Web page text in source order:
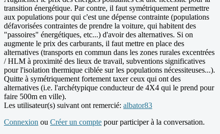
transition énergétique. Par contre, il faut symétriquement permettre
aux populations pour qui c'est une dépense contrainte (populations
défavorisées contraintes de prendre la voiture, qui habitent des
"passoires" énergétiques, etc...) d'avoir des alternatives. Si on
augmente le prix des carburants, il faut mettre en place des
alternatives (transports en commun dans les zones rurales excentrées
/ HLM à proximité des lieux de travail, subventions significatives
pour l'isolation thermique ciblée sur les populations nécessiteuses...).
Quitte à symétriquement fortement taxer ceux qui ont des
alternatives (i.e. l'archétypique conducteur de 4X4 qui le prend pour
faire 500m en ville).
Les utilisateur(s) suivant ont remercié: albator83
Connexion ou Créer un compte pour participer à la conversation.